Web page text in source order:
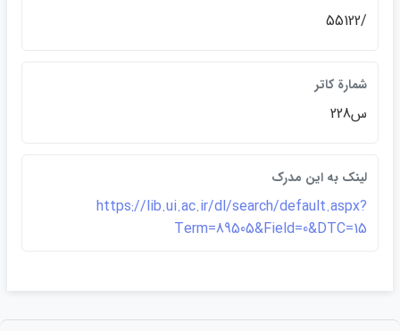
/55122
شمارة کاتر
س228
لينک به اين مدرک
https://lib.ui.ac.ir/dl/search/default.aspx?
Term=89505&Field=0&DTC=15